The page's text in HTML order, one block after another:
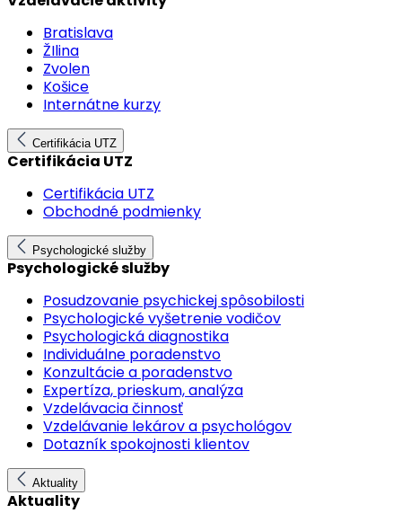
Bratislava
ŽIlina
Zvolen
Košice
Internátne kurzy
Certifikácia UTZ
Certifikácia UTZ
Certifikácia UTZ
Obchodné podmienky
Psychologické služby
Psychologické služby
Posudzovanie psychickej spôsobilosti
Psychologické vyšetrenie vodičov
Psychologická diagnostika
Individuálne poradenstvo
Konzultácie a poradenstvo
Expertíza, prieskum, analýza
Vzdelávacia činnosť
Vzdelávanie lekárov a psychológov
Dotazník spokojnosti klientov
Aktuality
Aktuality